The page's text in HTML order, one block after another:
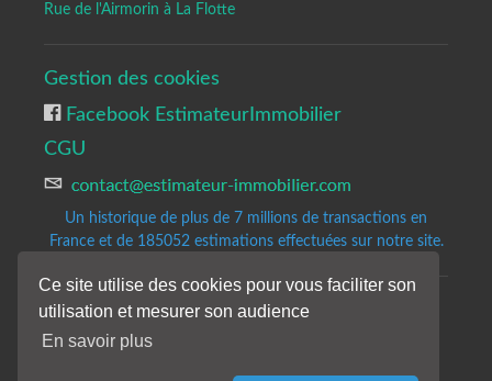
Ce site utilise des cookies pour vous faciliter son
utilisation et mesurer son audience
En savoir plus
Rue de l'Airmorin à La Flotte
Gestion des cookies
Facebook EstimateurImmobilier
CGU
Un historique de plus de 7 millions de transactions en
France et de 185052 estimations effectuées sur notre site.
Copyrights © 2020-2023 All Rights Reserved by Estimateur-Immobilier.
Site d'estimation immobilière gratuite et précise.